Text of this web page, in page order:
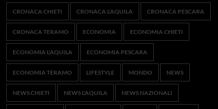
CRONACA CHIETI CRONACA L'AQUILA CRONACA PESCARA
CRONACA TERAMO ECONOMIA ECONOMIA CHIETI
ECONOMIA L'AQUILA ECONOMIA PESCARA
ECONOMIA TERAMO LIFESTYLE MONDO NEWS
NEWS CHIETI NEWS L'AQUILA NEWS NAZIONALI